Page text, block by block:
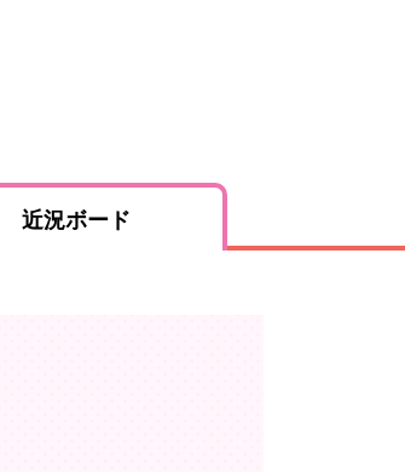
近況ボード